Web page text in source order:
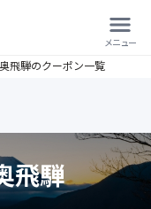
飛騨のクーポン一覧
飛騨